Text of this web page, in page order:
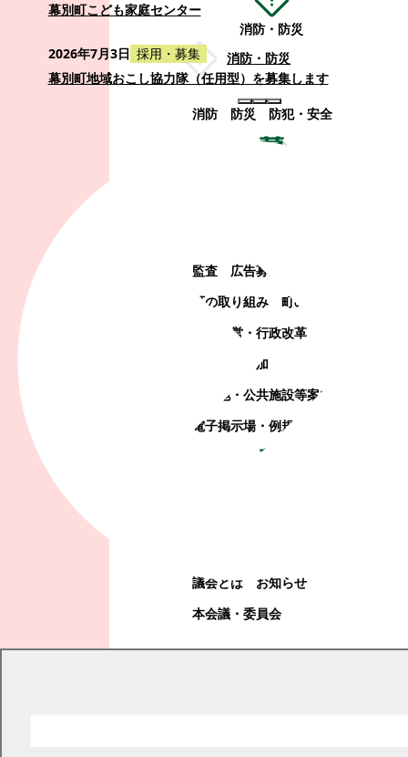
消防・防災
消防・防災
消防 防災 防犯・安全
監査 広告募集
町の取り組み
町の概要
町政運営・行政改革
町政への参加
観光地・公共施設等案内
電子掲示場・例規集
議会とは
お知らせ
本会議・委員会
幕別町こども家庭センター
2026年7月3日 採用・募集
幕別町地域おこし協力隊（任用型）を募集します